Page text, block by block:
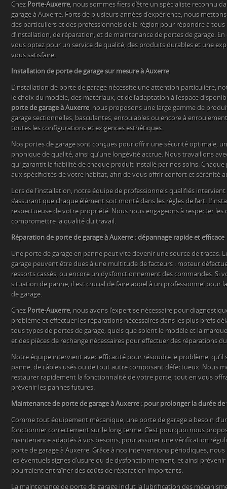
Chez Porte-Auxerre, nous sommes fiers d’être un spécialiste reconnu
garage à Auxerre. Forts de plusieurs années d’expérience, nous
des particuliers et des professionnels de la région pour répondre à
d’installation, de réparation, et de maintenance de portes de garage.
vous optez pour un service de qualité, des produits durables et une
vous satisfaire.
Installation de porte de garage sur mesure à Auxerre
L’installation de porte de garage nécessite une attention particulière,
le choix du modèle, des matériaux, et de l’adaptation à l’espace
porte de garage à Auxerre, nous proposons une large gamme de
garage sectionnelles, basculantes, enroulables ou encore à
toutes les configurations et exigences esthétiques.
Nos portes de garage sont conçues pour offrir une sécurité optimale,
phonique de qualité, ainsi qu’une longévité accrue. Nous travaillons
qui garantit la fiabilité de chaque produit installé par nos soins. Chaque
aux spécificités de votre habitat, afin de vous offrir confort et sérénité
Lors de l’installation, notre équipe de professionnels qualifiés
s’assurant que chaque élément soit monté dans les règles de l’art.
respectueuse de votre propriété. Nous nous engageons à respecter les
compromettre la qualité du travail.
Réparation de porte de garage à Auxerre : dépannage rapide et efficace
Une porte de garage en panne peut vite devenir une source de tracas.
garage peuvent être dues à une multitude de facteurs : moteur
ressorts cassés, ou encore un dysfonctionnement des commandes. Si
situation de panne, il est crucial de faire appel à un professionnel pour
de garage.
Chez Porte-Auxerre, nous avons l’expertise nécessaire pour
problème et effectuer les réparations nécessaires dans les plus brefs
tous types de portes de garage, quels que soient le modèle et la
et des pièces de rechange nécessaires pour effectuer des réparations
Notre équipe intervient avec efficacité pour résoudre le problème, qu’il
panne, de câbles usés ou de tout autre composant défectueux. Nous
restaurer rapidement la fonctionnalité de votre porte, tout en vous
prévenir les pannes futures.
Maintenance de porte de garage à Auxerre : pour prolonger la durée
Comme tout équipement mécanique, une porte de garage a besoin
fonctionner correctement sur le long terme. C’est pourquoi nous
maintenance adaptés à vos besoins, pour assurer une vérification
porte de garage à Auxerre. Grâce à nos interventions périodiques,
les éventuels signes d’usure ou de dysfonctionnement, et ainsi
pourraient entraîner des coûts de réparation importants.
La maintenance de porte de garage inclut la lubrification des